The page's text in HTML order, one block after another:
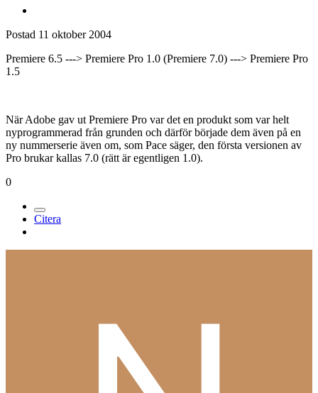
Postad 11 oktober 2004
Premiere 6.5 ---> Premiere Pro 1.0 (Premiere 7.0) ---> Premiere Pro
1.5
När Adobe gav ut Premiere Pro var det en produkt som var helt
nyprogrammerad från grunden och därför började dem även på en
ny nummerserie även om, som Pace säger, den första versionen av
Pro brukar kallas 7.0 (rätt är egentligen 1.0).
0
Citera